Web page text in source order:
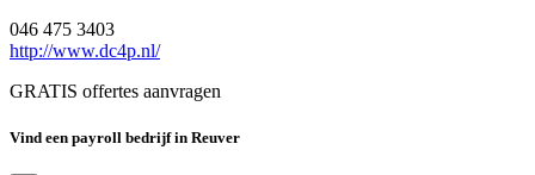
046 475 3403
http://www.dc4p.nl/
GRATIS offertes aanvragen
Vind een payroll bedrijf in Reuver